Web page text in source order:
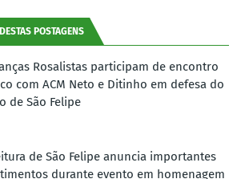
POSTAGENS
Rosalistas participam de encontro
com ACM Neto e Ditinho em defesa do
de São Felipe
de São Felipe anuncia importantes
durante evento em homenagem